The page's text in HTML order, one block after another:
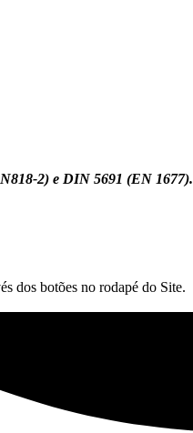
2) e DIN 5691 (EN 1677).
dos botões no rodapé do Site.​